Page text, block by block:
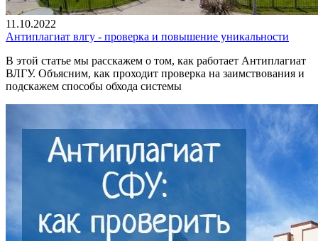
11.10.2022
Антиплагиат влгу - проверка и повышение уникальности
В этой статье мы расскажем о том, как работает Антиплагиат
ВЛГУ. Объясним, как проходит проверка на заимствования и
подскажем способы обхода системы